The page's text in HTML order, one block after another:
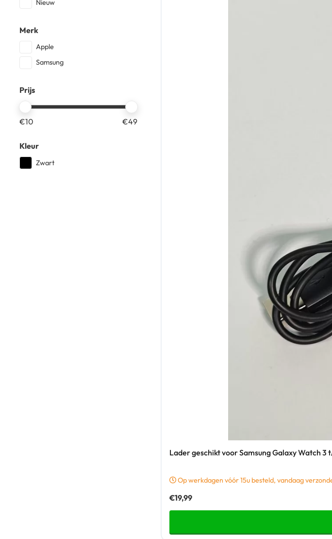
Nieuw
Merk
Apple
Samsung
Prijs
€10 €49
Kleur
Zwart
Lader geschikt voor Samsung Galaxy Watch 3
Op werkdagen vóór 15u besteld, vandaag
€19,99